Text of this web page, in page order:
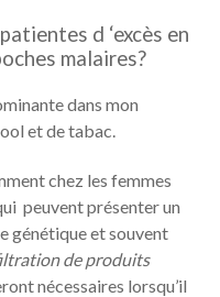
d ‘excès en
malaires?
dans mon
et de tabac.
chez les femmes
peuvent présenter un
génétique et souvent
de produits
nécessaires lorsqu’il